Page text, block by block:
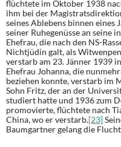
flüchtete im Oktober 1938
ihm bei der
seines Ablebens binnen eines
seiner Ruhegenüsse an seine
Ehefrau, die nach den NS-
Nichtjüdin galt, als
verstarb am 23. Jänner 1939
Ehefrau Johanna, die
beziehen konnte, verstarb im
Sohn Fritz, der an der
studiert hatte und 1936 zum
promovierte, flüchtete nach
China, wo er verstarb.[23]
Baumgartner gelang die